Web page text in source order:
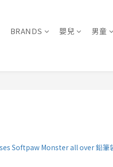
BRANDS 嬰兒 男童